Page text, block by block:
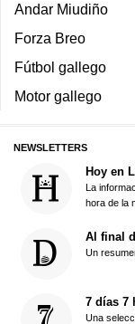
Andar Miudiño
Forza Breo
Fútbol gallego
Motor gallego
NEWSLETTERS
Hoy en
La
hora de la
Al final
Un
7 días 7
Una